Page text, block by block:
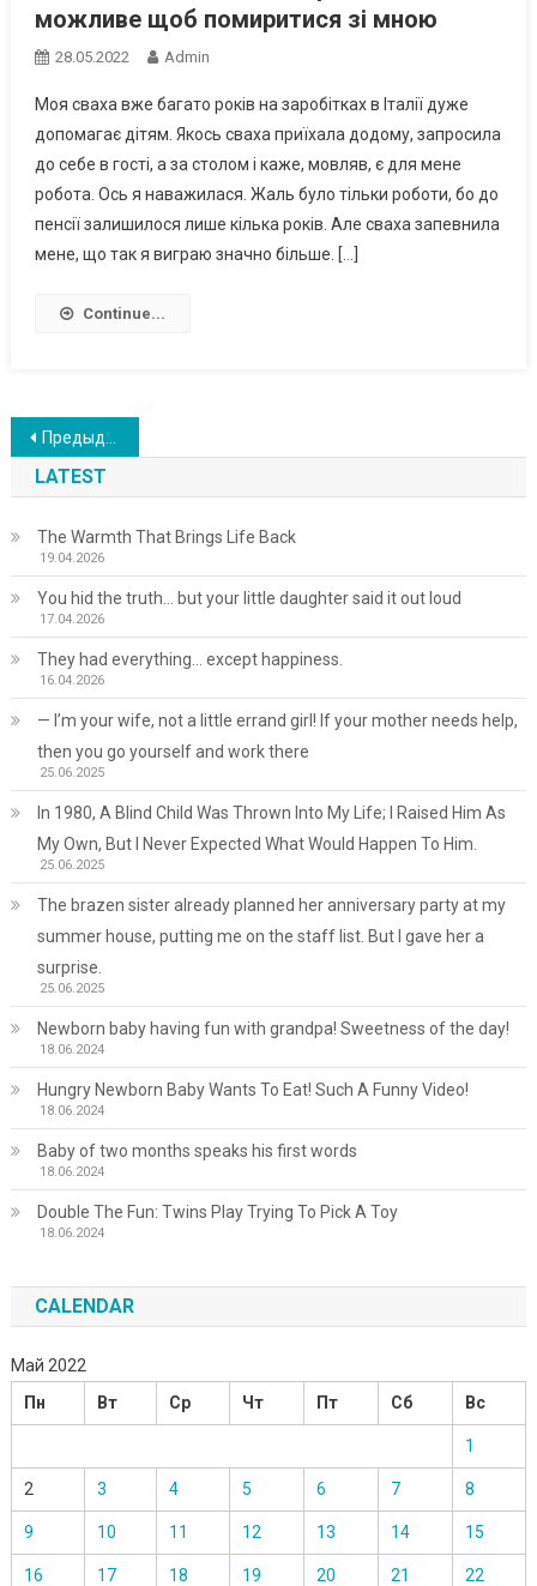
можливе щоб помиритися зі мною
28.05.2022 Admin
Моя сваха вже багато років на заробітках в Італії дуже
допомагає дітям. Якось сваха приїхала додому, запросила
до себе в гості, а за столом і каже, мовляв, є для мене
робота. Ось я наважилася. Жаль було тільки роботи, бо до
пенсії залишилося лише кілька років. Але сваха запевнила
мене, що так я виграю значно більше. […]
Continue...
Навигация
по
записям
Предыдущие записи
LATEST
The Warmth That Brings Life Back
19.04.2026
You hid the truth… but your little daughter said it out loud
17.04.2026
They had everything… except happiness.
16.04.2026
— I’m your wife, not a little errand girl! If your mother needs help,
then you go yourself and work there
25.06.2025
In 1980, A Blind Child Was Thrown Into My Life; I Raised Him As
My Own, But I Never Expected What Would Happen To Him.
25.06.2025
The brazen sister already planned her anniversary party at my
summer house, putting me on the staff list. But I gave her a
surprise.
25.06.2025
Newborn baby having fun with grandpa! Sweetness of the day!
18.06.2024
Hungry Newborn Baby Wants To Eat! Such A Funny Video!
18.06.2024
Baby of two months speaks his first words
18.06.2024
Double The Fun: Twins Play Trying To Pick A Toy
18.06.2024
CALENDAR
Май 2022
Пн
Вт Ср Чт Пт Сб Вс
1
2 3 4 5 6 7 8
9 10 11 12 13 14 15
16 17 18 19 20 21 22